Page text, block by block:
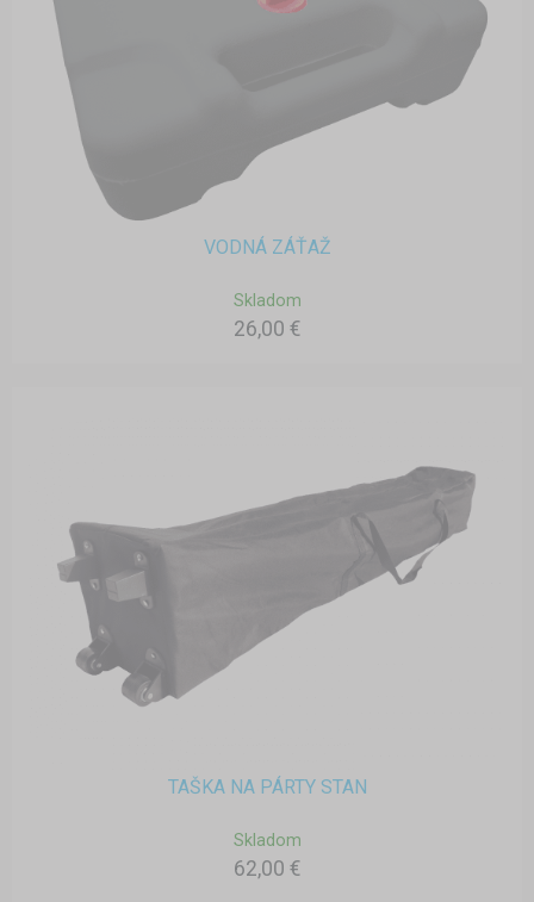
VODNÁ ZÁŤAŽ
Skladom
26,00 €
TAŠKA NA PÁRTY STAN
Skladom
62,00 €